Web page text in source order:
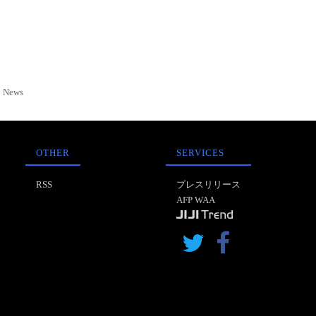
OTHER
RSS
SERVICES
プレスリリース
AFP WAA